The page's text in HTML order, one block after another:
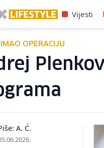
Vijesti
OPERACIJU
A. Ć.